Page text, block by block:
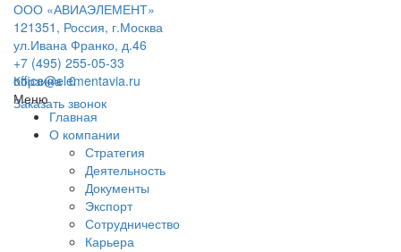
ООО «АВИАЭЛЕМЕНТ»
121351, Россия, г.Москва
ул.Ивана Франко, д.46
+7 (495) 255-05-33
office@elementavia.ru
Заказать звонок
Корзина0
Меню
Главная
О компании
Стратегия
Деятельность
Документы
Экспорт
Сотрудничество
Карьера